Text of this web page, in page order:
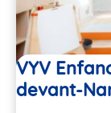
VYV
devant-